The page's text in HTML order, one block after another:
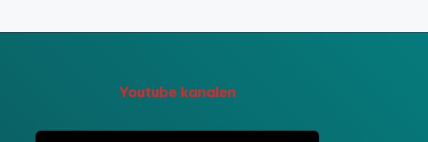
Youtube kanalen